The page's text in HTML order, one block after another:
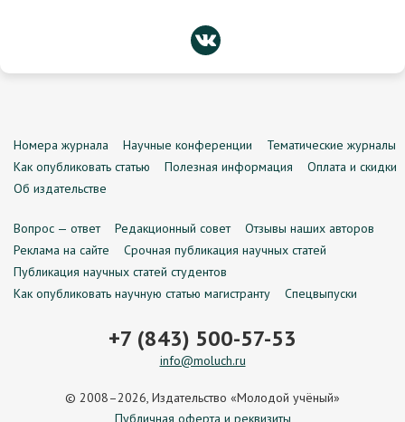
Номера журнала Научные конференции
Тематические журналы
Как опубликовать статью
Полезная информация
Оплата и скидки
Об издательстве
Вопрос — ответ Редакционный совет
Отзывы наших авторов
Реклама на сайте
Срочная публикация научных статей
Публикация научных статей студентов
Как опубликовать научную статью магистранту
Спецвыпуски
+7 (843) 500-57-53
info@moluch.ru
© 2008–2026, Издательство «Молодой учёный»
Публичная оферта и реквизиты